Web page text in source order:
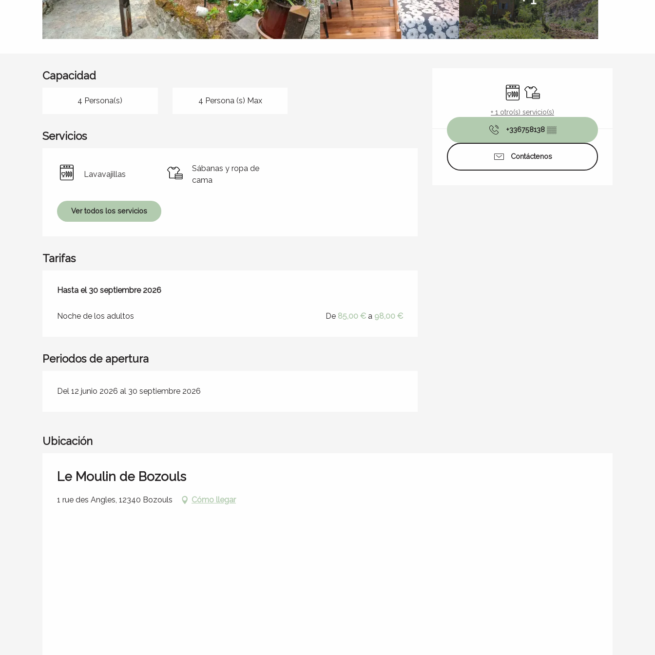
Horarios y datos de
LavavajillasSábanas y ropa de cama
+ 1 otro(s) servicio(s)
+336758138 ▒▒
Contáctenos
Capacidad
4 Persona(s) 4 Persona (s) Max
Servicios
Lavavajillas
Sábanas y ropa de
cama
Ver todos los servicios
Tarifas
Desde12 junio 2026hasta30 septiembre 2026
Hasta el30 septiembre 2026
Noche de los adultos De 85,00 € a 98,00 €
Periodos de apertura
Del 12 junio 2026 al 30 septiembre 2026
Ubicación
Le Moulin de Bozouls
1 rue des Angles, 12340 Bozouls Cómo llegar